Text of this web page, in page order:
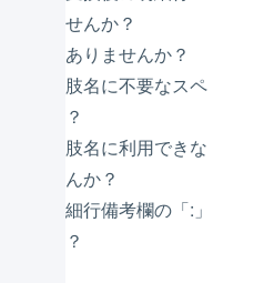
ありませんか？
ものはありませんか？
や選択肢名に不要なスペ
せんか？
や選択肢名に利用できな
いませんか？
票の明細行備考欄の「:」
せんか？